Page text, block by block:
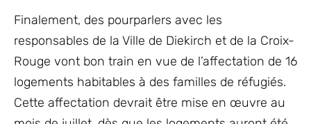
Finalement, des pourparlers avec les
responsables de la Ville de Diekirch et de la Croix-
Rouge vont bon train en vue de l’affectation de 16
logements habitables à des familles de réfugiés.
Cette affectation devrait être mise en œuvre au